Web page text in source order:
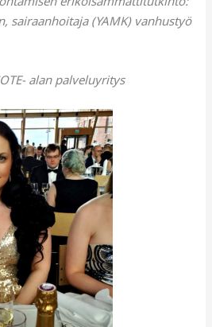
sairaanhoitaja (YAMK) vanhustyö
alan palveluyritys